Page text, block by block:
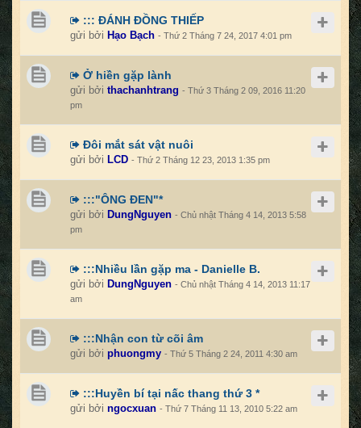
::: ĐÁNH ĐỒNG THIẾP
gửi bởi Hạo Bạch - Thứ 2 Tháng 7 24, 2017 4:01 pm
Ở hiền gặp lành
gửi bởi thachanhtrang - Thứ 3 Tháng 2 09, 2016 11:20
pm
Đôi mắt sát vật nuôi
gửi bởi LCD - Thứ 2 Tháng 12 23, 2013 1:35 pm
:::"ÔNG ĐEN"*
gửi bởi DungNguyen - Chủ nhật Tháng 4 14, 2013 5:58
pm
:::Nhiều lần gặp ma - Danielle B.
gửi bởi DungNguyen - Chủ nhật Tháng 4 14, 2013 11:17
am
:::Nhận con từ cõi âm
gửi bởi phuongmy - Thứ 5 Tháng 2 24, 2011 4:30 am
:::Huyền bí tại nấc thang thứ 3 *
gửi bởi ngocxuan - Thứ 7 Tháng 11 13, 2010 5:22 am